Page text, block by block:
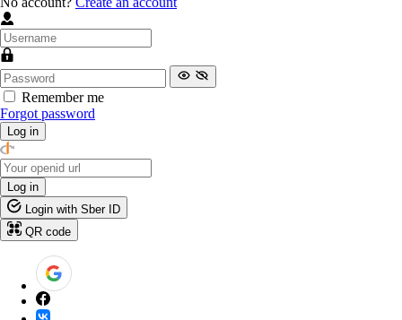
Remember me
Forgot password
Log in
Log in
Login with Sber ID
QR code